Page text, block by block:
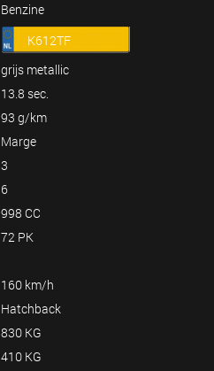
Benzine
K612TF
grijs metallic
13.8 sec.
93 g/km
Marge
3
6
998 CC
72 PK
160 km/h
Hatchback
830 KG
410 KG